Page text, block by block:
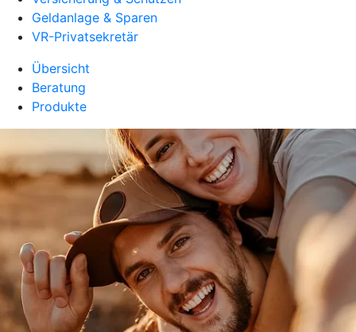
Geldanlage & Sparen
VR-Privatsekretär
Übersicht
Beratung
Produkte